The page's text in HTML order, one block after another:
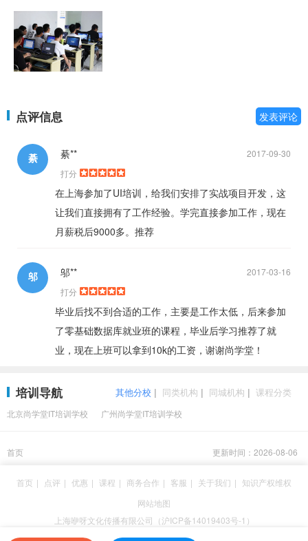
点评信息 发表评论
綦 2017-09-30
綦**
打分
在上海参加了UI培训，给我们安排了实战项目开发，这
让我们直接拥有了工作经验。学完直接参加工作，现在
月薪税后9000多。推荐
邬 2017-03-16
邬**
打分
毕业后找不到合适的工作，主要是工作太低，后来参加
了零基础数据库就业班的课程，毕业后学习推荐了就
业，现在上班可以拿到10k的工资，谢谢尚学堂！
其他分校 | 同类机构 | 同城机构 | 课程分类
培训导航
北京尚学堂IT培训学校 广州尚学堂IT培训学校
首页 更新时间：2026-08-06
首页 | 点评 | 优惠 | 课程 | 商务合作 | 客服 | 关于我们 | 知识产权维权
网站地图
上海咿呀文化传播有限公司（沪ICP备14019403号-1）